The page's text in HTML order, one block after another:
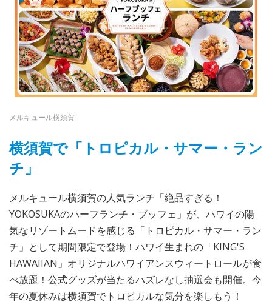
メルキュール横須賀
横須賀で「トロピカル・サマー・ラン
チ」
メルキュール横須賀の人気ランチ「絶品すぎる！
YOKOSUKAのハーフランチ・ブッフェ」が、ハワイの陽
気なリゾートムードを感じる「トロピカル・サマー・ラン
チ」として期間限定で登場！ハワイ生まれの「KING'S
HAWAIIAN」オリジナルハワイアンスウィートロールが食
べ放題！公式グッズが当たるハズレなし抽選会も開催。今
年の夏休みは横須賀でトロピカルな気分を楽しもう！